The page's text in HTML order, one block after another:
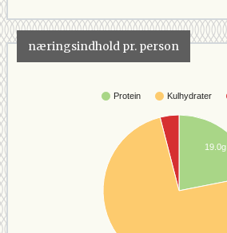
næringsindhold pr. person
Protein Kulhydrater
19.0g